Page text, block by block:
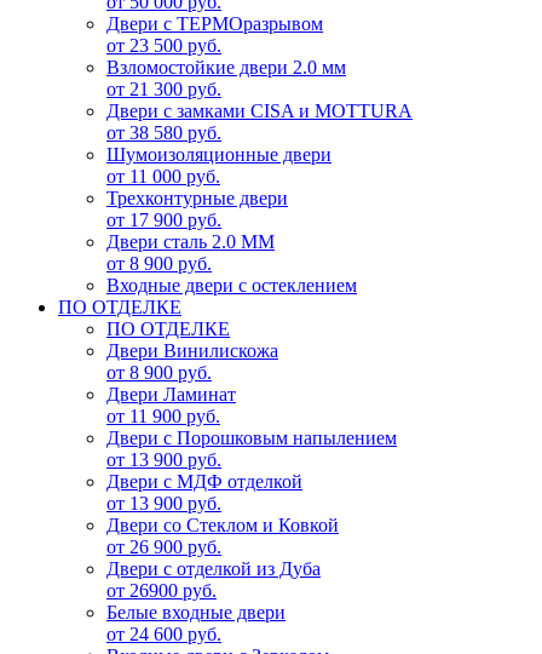
Двери с ТЕРМОразрывом
от 23 500 руб.
Взломостойкие двери 2.0 мм
от 21 300 руб.
Двери с замками CISA и MOTTURA
от 38 580 руб.
Шумоизоляционные двери
от 11 000 руб.
Трехконтурные двери
от 17 900 руб.
Двери сталь 2.0 ММ
от 8 900 руб.
Входные двери с остеклением
ПО ОТДЕЛКЕ
ПО ОТДЕЛКЕ
Двери Винилискожа
от 8 900 руб.
Двери Ламинат
от 11 900 руб.
Двери с Порошковым напылением
от 13 900 руб.
Двери с МДФ отделкой
от 13 900 руб.
Двери со Стеклом и Ковкой
от 26 900 руб.
Двери с отделкой из Дуба
от 26900 руб.
Белые входные двери
от 24 600 руб.